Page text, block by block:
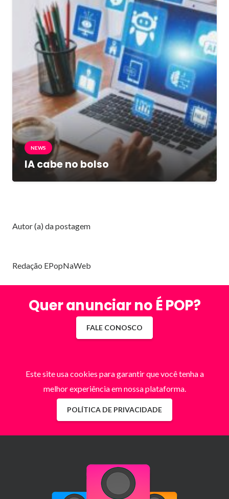
NEWS
IA cabe no bolso
Autor (a) da postagem
Redação EPopNaWeb
Quer anunciar no É POP?
FALE CONOSCO
Este site usa cookies para garantir que você tenha a
melhor experiência em nossa plataforma.
POLÍTICA DE PRIVACIDADE